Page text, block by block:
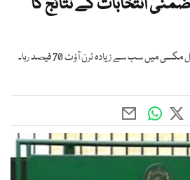
بلوچستان کے حلقہ پی بی 32 جھل مگسی میں سب سے زیادہ ٹرن آؤٹ 70 فیصد رہا۔